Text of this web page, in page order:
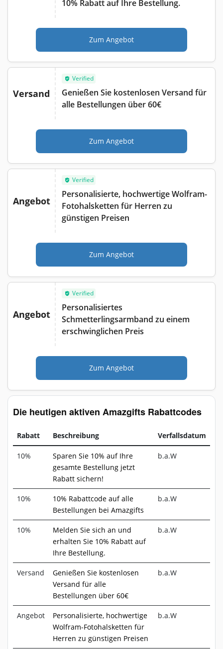
10% Rabatt auf Ihre Bestellung.
Zum Angebot
Versand
Verified
Genießen Sie kostenlosen Versand für
alle Bestellungen über 60€
Zum Angebot
Angebot
Verified
Personalisierte, hochwertige Wolfram-
Fotohalsketten für Herren zu
günstigen Preisen
Zum Angebot
Angebot
Verified
Personalisiertes
Schmetterlingsarmband zu einem
erschwinglichen Preis
Zum Angebot
Die heutigen aktiven Amazgifts Rabattcodes
Rabatt Beschreibung Verfallsdatum
10%
Sparen Sie 10% auf Ihre
gesamte Bestellung jetzt
Rabatt sichern!
b.a.W
10%
10% Rabattcode auf alle
Bestellungen bei Amazgifts
b.a.W
10%
Melden Sie sich an und
erhalten Sie 10% Rabatt auf
Ihre Bestellung.
b.a.W
Versand
Genießen Sie kostenlosen
Versand für alle
Bestellungen über 60€
b.a.W
Angebot
Personalisierte, hochwertige
Wolfram-Fotohalsketten für
Herren zu günstigen Preisen
b.a.W